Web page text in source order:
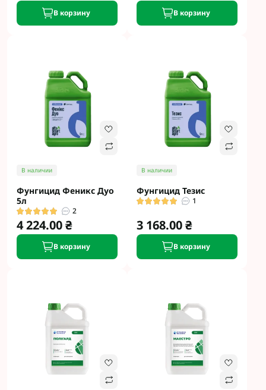
В корзину В корзину
В наличии
Фунгицид Феникс Дуо
5л
2
4 224.00 ₴
В корзину
В наличии
Фунгицид Тезис
1
3 168.00 ₴
В корзину